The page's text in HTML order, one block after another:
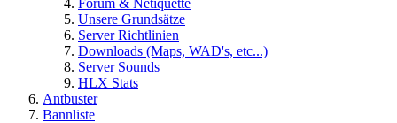
Forum & Netiquette
Unsere Grundsätze
Server Richtlinien
Downloads (Maps, WAD's, etc...)
Server Sounds
HLX Stats
Antbuster
Bannliste